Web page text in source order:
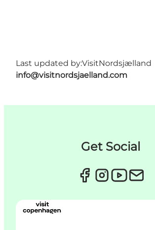
Last updated by:VisitNordsjælland
info@visitnordsjaelland.com
Get Social